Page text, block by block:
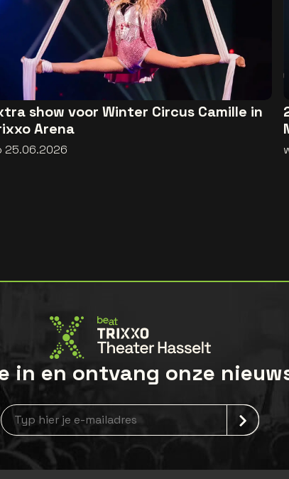
show voor Winter Circus Camille in
Arena
25.06.2026
in en ontvang onze
Nieuwsbrief aanmelding